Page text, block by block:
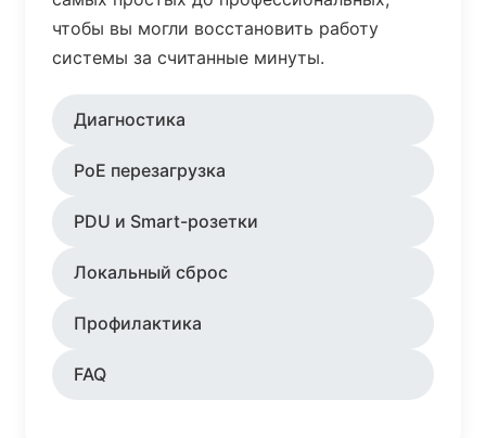
чтобы вы могли восстановить работу
системы за считанные минуты.
Диагностика
PoE перезагрузка
PDU и Smart-розетки
Локальный сброс
Профилактика
FAQ